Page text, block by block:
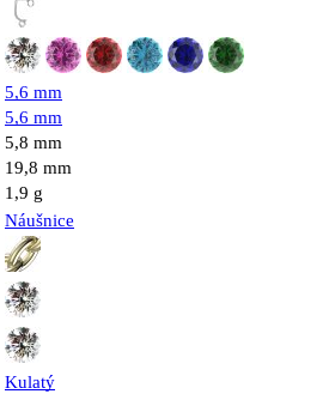
5,6 mm
5,6 mm
5,8 mm
19,8 mm
1,9 g
Náušnice
Kulatý